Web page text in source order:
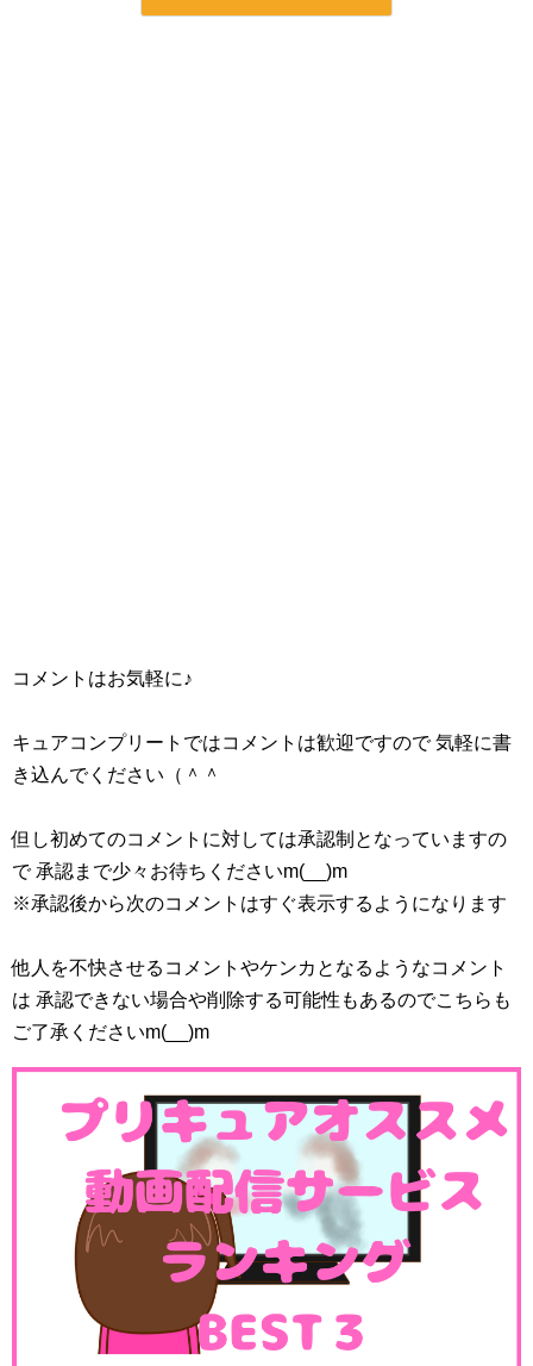
コメントはお気軽に♪
キュアコンプリートではコメントは歓迎ですので 気軽に書
き込んでください（＾＾
但し初めてのコメントに対しては承認制となっていますの
で 承認まで少々お待ちくださいm(__)m
※承認後から次のコメントはすぐ表示するようになります
他人を不快させるコメントやケンカとなるようなコメント
は 承認できない場合や削除する可能性もあるのでこちらも
ご了承くださいm(__)m